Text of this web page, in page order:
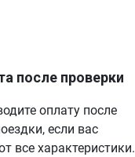
после проверки
оплату после
если вас
все характеристики.